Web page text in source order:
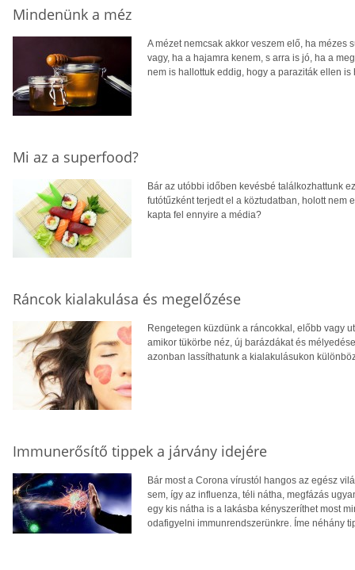
Mindenünk a méz
A mézet nemcsak akkor veszem elő, ha mézes
vagy, ha a hajamra kenem, s arra is jó, ha a
nem is hallottuk eddig, hogy a paraziták ellen
Mi az a superfood?
Bár az utóbbi időben kevésbé találkozhattunk
futótűzként terjedt el a köztudatban, holott nem
kapta fel ennyire a média?
Ráncok kialakulása és megelőzése
Rengetegen küzdünk a ráncokkal, előbb vagy
amikor tükörbe néz, új barázdákat és
azonban lassíthatunk a kialakulásukon
Immunerősítő tippek a járvány idejére
Bár most a Corona vírustól hangos az egész
sem, így az influenza, téli nátha, megfázás
egy kis nátha is a lakásba kényszeríthet most
odafigyelni immunrendszerünkre. Íme néhány